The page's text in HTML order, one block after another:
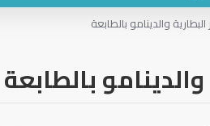
البطارية والدينامو بالطابعة
بالطابعة